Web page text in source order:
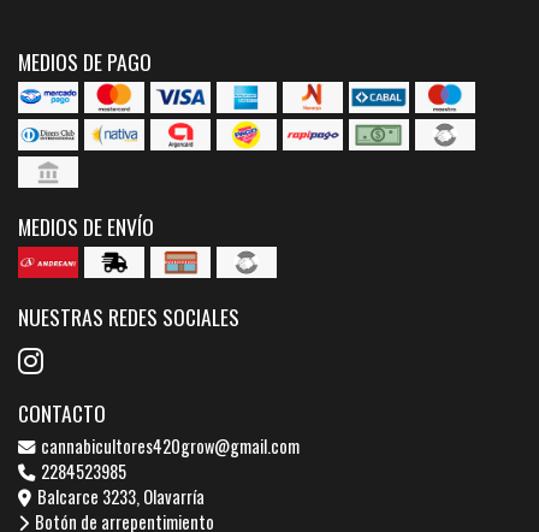
MEDIOS DE PAGO
MEDIOS DE ENVÍO
NUESTRAS REDES SOCIALES
CONTACTO
cannabicultores420grow@gmail.com
2284523985
Balcarce 3233, Olavarría
Botón de arrepentimiento